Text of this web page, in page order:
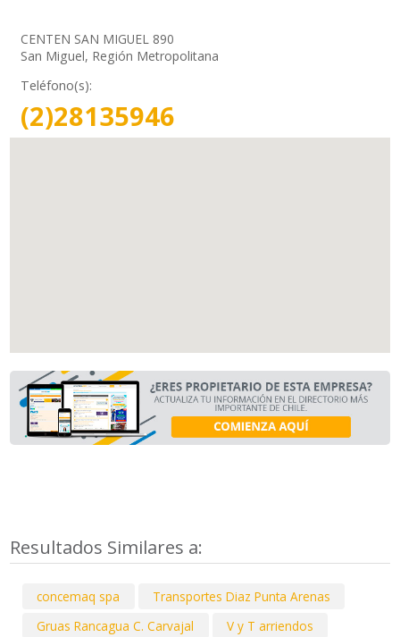
CENTEN SAN MIGUEL 890
San Miguel, Región Metropolitana
Teléfono(s):
(2)28135946
Resultados Similares a:
concemaq spa
Transportes Diaz Punta Arenas
Gruas Rancagua C. Carvajal
V y T arriendos